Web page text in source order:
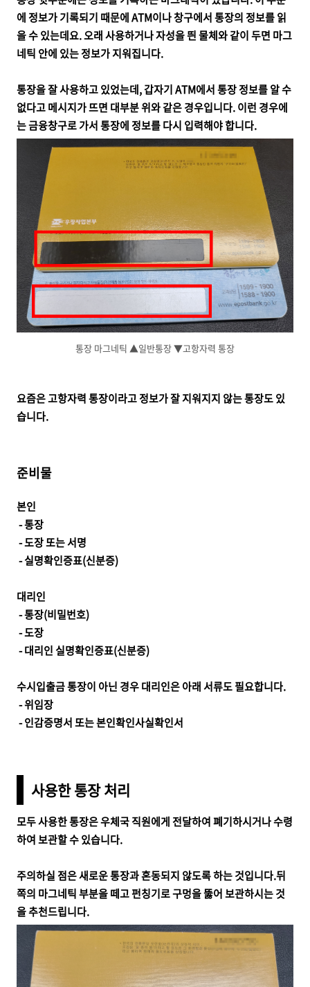
에 정보가 기록되기 때문에 ATM이나 창구에서 통장의 정보를 읽
을 수 있는데요. 오래 사용하거나 자성을 띈 물체와 같이 두면 마그
네틱 안에 있는 정보가 지워집니다.
통장을 잘 사용하고 있었는데, 갑자기 ATM에서 통장 정보를 알 수
없다고 메시지가 뜨면 대부분 위와 같은 경우입니다. 이런 경우에
는 금융창구로 가서 통장에 정보를 다시 입력해야 합니다.
통장 마그네틱 ▲일반통장 ▼고항자력 통장
요즘은 고항자력 통장이라고 정보가 잘 지워지지 않는 통장도 있
습니다.
준비물
본인
- 통장
- 도장 또는 서명
- 실명확인증표(신분증)
대리인
- 통장(비밀번호)
- 도장
- 대리인 실명확인증표(신분증)
수시입출금 통장이 아닌 경우 대리인은 아래 서류도 필요합니다.
-위임장
- 인감증명서 또는 본인확인사실확인서
사용한 통장 처리
모두 사용한 통장은 우체국 직원에게 전달하여 폐기하시거나 수령
하여보관할 수 있습니다.
주의하실 점은새로운 통장과 혼동되지 않도록 하는 것입니다.뒤
쪽의 마그네틱 부분을 떼고 펀칭기로 구멍을 뚫어 보관하시는 것
을 추천드립니다.